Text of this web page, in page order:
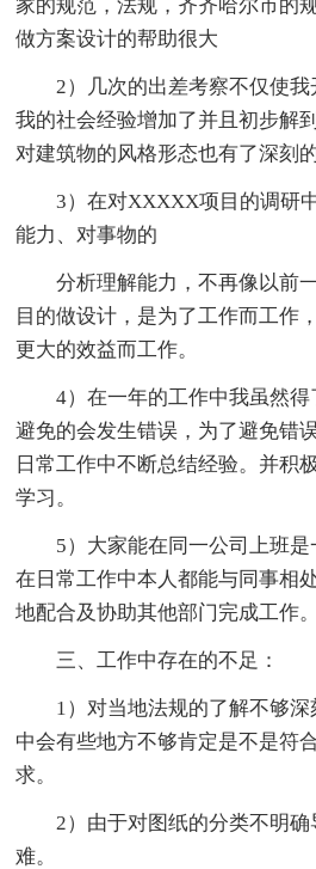
家的规范，法规，齐齐哈尔市的
做方案设计的帮助很大
2）几次的出差考察不仅使
我的社会经验增加了并且初步解
对建筑物的风格形态也有了深刻的
3）在对XXXXX项目的调研
能力、对事物的
分析理解能力，不再像以前
目的做设计，是为了工作而工作
更大的效益而工作。
4）在一年的工作中我虽然
避免的会发生错误，为了避免错
日常工作中不断总结经验。并积
学习。
5）大家能在同一公司上班是
在日常工作中本人都能与同事相
地配合及协助其他部门完成工作。
三、工作中存在的不足：
1）对当地法规的了解不够
中会有些地方不够肯定是不是符
求。
2）由于对图纸的分类不明
难。